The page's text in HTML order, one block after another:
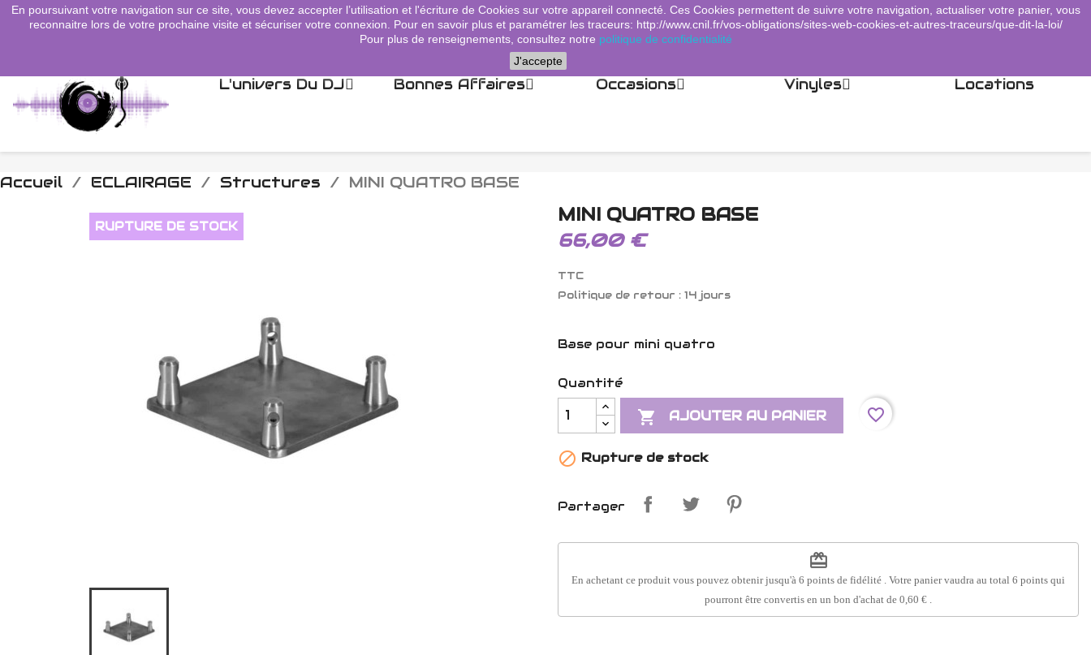
search  Connexion shopping_cart Panier (0)
L'univers Du DJ Bonnes Affaires Occasions Vinyles Locations
Accueil ECLAIRAGE Structures MINI QUATRO BASE
RUPTURE DE STOCK
MINI QUATRO BASE
66,00 €
TTC
Politique de retour : 14 jours
Base pour mini quatro
Quantité
 AJOUTER AU PANIER favorite_border
 Rupture de stock
Partager
redeem
En achetant ce produit vous pouvez obtenir jusqu'à 6 points de fidélité . Votre panier vaudra au total 6 points qui
pourront être convertis en un bon d'achat de 0,60 €
En poursuivant votre navigation sur ce site, vous devez accepter l’utilisation et l'écriture de Cookies sur votre appareil connecté. Ces Cookies permettent de suivre votre navigation, actualiser votre panier, vous
reconnaitre lors de votre prochaine visite et sécuriser votre connexion. Pour en savoir plus et paramétrer les traceurs: http://www.cnil.fr/vos-obligations/sites-web-cookies-et-autres-traceurs/que-dit-la-loi/
Pour plus de renseignements, consultez notre politique de confidentialité
J'accepte